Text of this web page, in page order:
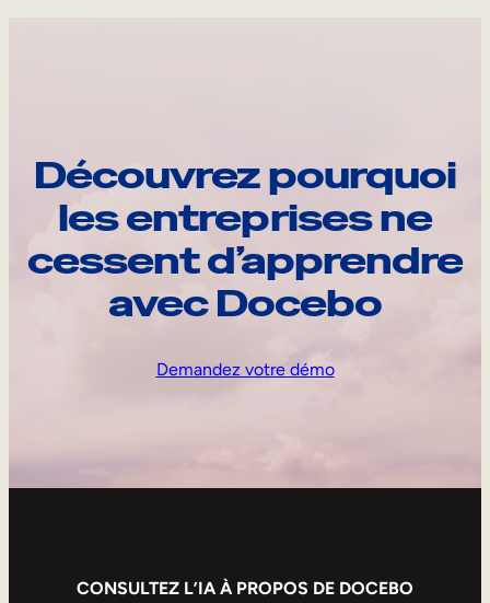
Découvrez pourquoi
les entreprises ne
cessent d’apprendre
avec Docebo
Demandez votre démo
CONSULTEZ L’IA À PROPOS DE DOCEBO